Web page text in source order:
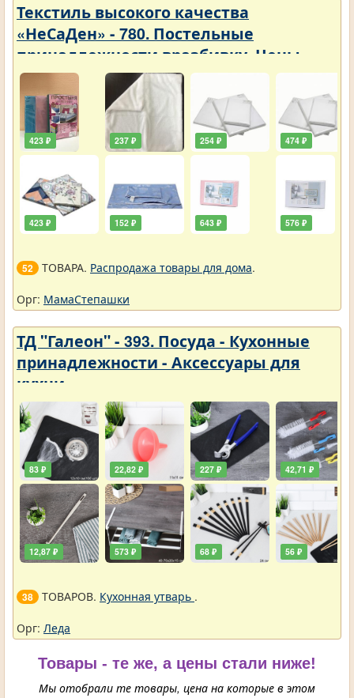
Текстиль высокого качества
«НеСаДен» - 780. Постельные
принадлежности вразбивку. Цены
упали
423 ₽
423 ₽
237 ₽
152 ₽
254 ₽
643 ₽
474 ₽
576 ₽
52 ТОВАРА. Распродажа товары для дома.
Орг: МамаСтепашки
ТД "Галеон" - 393. Посуда - Кухонные
принадлежности - Аксессуары для
кухни
83 ₽
12,87 ₽
22,82 ₽
573 ₽
227 ₽
68 ₽
42,71 ₽
56 ₽
38 ТОВАРОВ. Кухонная утварь .
Орг: Леда
Товары - те же, а цены стали ниже!
Мы отобрали те товары, цена на которые в этом